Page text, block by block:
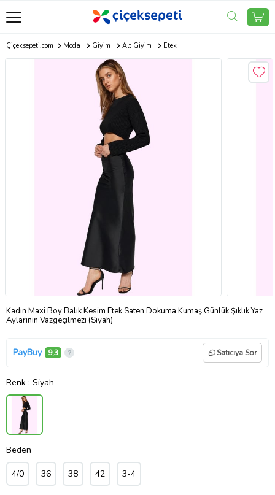
Çiçeksepeti.com Moda Giyim Alt Giyim Etek
Kadın Maxi Boy Balık Kesim Etek Saten Dokuma Kumaş Günlük Şıklık Yaz
Aylarının Vazgeçilmezi (Siyah)
PayBuy 9,3 Satıcıya Sor
Renk : Siyah
Beden
4/0 36 38 42 3-4